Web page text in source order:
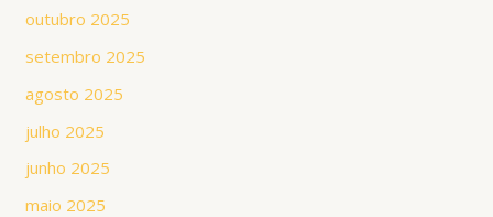
outubro 2025
setembro 2025
agosto 2025
julho 2025
junho 2025
maio 2025